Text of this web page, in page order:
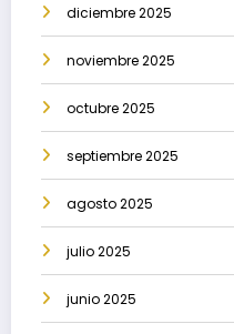
diciembre 2025
noviembre 2025
octubre 2025
septiembre 2025
agosto 2025
julio 2025
junio 2025